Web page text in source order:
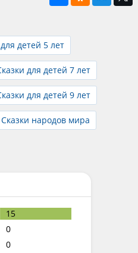
детей 5 лет
для детей 7 лет
для детей 9 лет
Сказки народов мира
15
0
0